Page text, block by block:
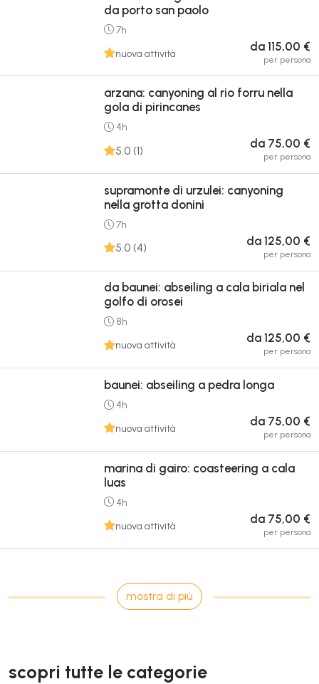
da porto san paolo
7h
nuova attività
da 115,00 €
per persona
arzana: canyoning al rio forru nella
gola di pirincanes
4h
5.0 (1) da 75,00 €
per persona
supramonte di urzulei: canyoning
nella grotta donini
7h
5.0 (4) da 125,00 €
per persona
da baunei: abseiling a cala biriala nel
golfo di orosei
8h
nuova attività
da 125,00 €
per persona
baunei: abseiling a pedra longa
4h
nuova attività
da 75,00 €
per persona
marina di gairo: coasteering a cala
luas
4h
nuova attività
da 75,00 €
per persona
mostra di più
scopri tutte le categorie